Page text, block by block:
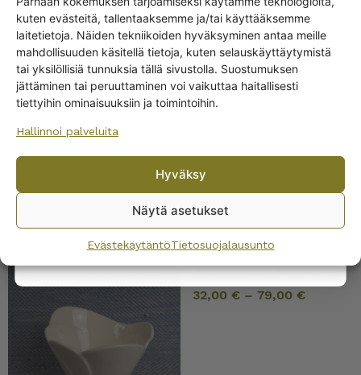
kuten evästeitä, tallentaaksemme ja/tai käyttääksemme
laitetietoja. Näiden tekniikoiden hyväksyminen antaa meille
mahdollisuuden käsitellä tietoja, kuten selauskäyttäytymistä
tai yksilöllisiä tunnuksia tällä sivustolla. Suostumuksen
jättäminen tai peruuttaminen voi vaikuttaa haitallisesti
tiettyihin ominaisuuksiin ja toimintoihin.
Hallinnoi palveluita
Hyväksy
Näytä asetukset
EvästekäytäntöTietosuojalausunto
Arabia Tuuli kahvi- ja
teekupit HLS
18,00
Arabia Tuuli kulhot
32,00 € – 79,00 €
Get -5%
off?
Yes! I want the discount
By subscribing to the newsletter, you consent to receiving messages from
privacy policy.